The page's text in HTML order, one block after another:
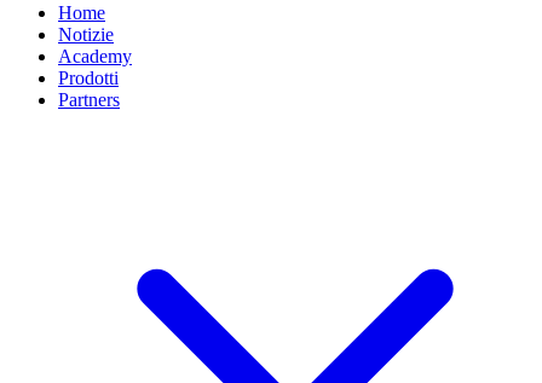
Home
Notizie
Academy
Prodotti
Partners